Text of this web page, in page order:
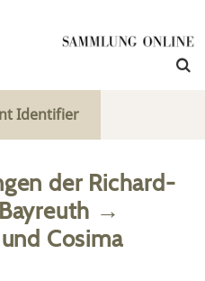
Identifier
der Richard-
→
Cosima